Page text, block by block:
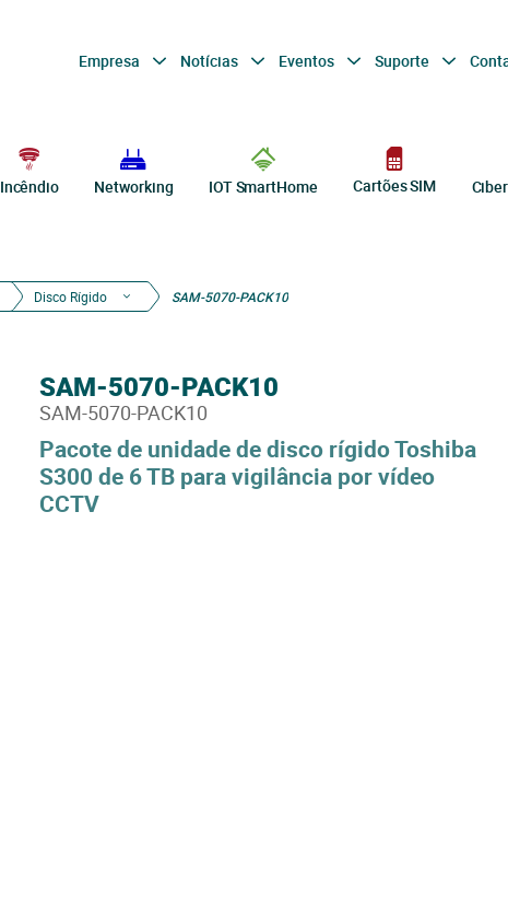
Empresa Notícias Eventos Suporte
Incêndio Networking IOT SmartHome Cartões SIM
Disco Rígido SAM-5070-PACK10
Pacote de unidade de disco rígido Toshiba
S300 de 6 TB para vigilância por vídeo
CCTV
SAM-5070-PACK10
SAM-5070-PACK10